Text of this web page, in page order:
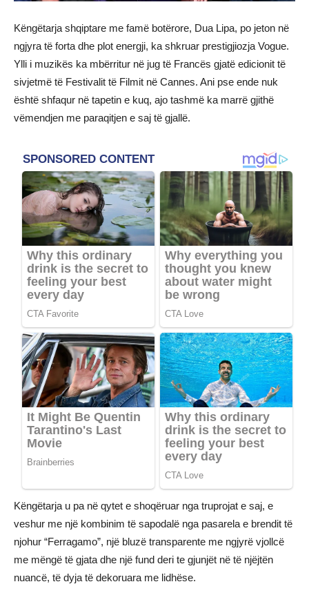
Këngëtarja shqiptare me famë botërore, Dua Lipa, po jeton në
ngjyra të forta dhe plot energji, ka shkruar prestigjiozja Vogue.
Ylli i muzikës ka mbërritur në jug të Francës gjatë edicionit të
sivjetmë të Festivalit të Filmit në Cannes. Ani pse ende nuk
është shfaqur në tapetin e kuq, ajo tashmë ka marrë gjithë
vëmendjen me paraqitjen e saj të gjallë.
Këngëtarja u pa në qytet e shoqëruar nga truprojat e saj, e
veshur me një kombinim të sapodalë nga pasarela e brendit të
njohur “Ferragamo”, një bluzë transparente me ngjyrë vjollcë
me mëngë të gjata dhe një fund deri te gjunjët në të njëjtën
nuancë, të dyja të dekoruara me lidhëse.